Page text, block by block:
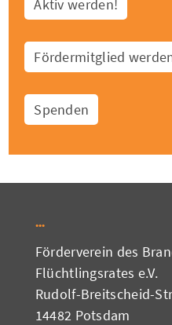
Aktiv werden!
Fördermitglied
Spenden
Förderverein des
Flüchtlingsrates e.V.
Rudolf-Breitscheid-
14482 Potsdam